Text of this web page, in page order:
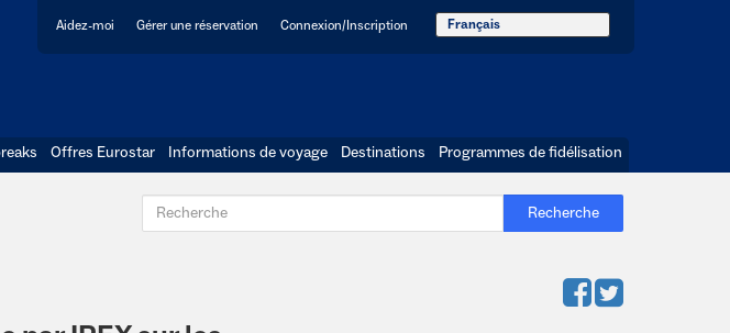
Aidez-moi Gérer une réservation Connexion/Inscription Français
Offres Eurostar Informations de voyage Destinations Programmes de fidélisation
Recherche